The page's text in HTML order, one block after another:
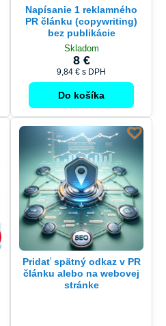
Napísanie 1 reklamného
PR článku (copywriting)
bez publikácie
Skladom
8 €
9,84 € s DPH
Do košíka
Pridať spätný odkaz v PR
článku alebo na webovej
stránke